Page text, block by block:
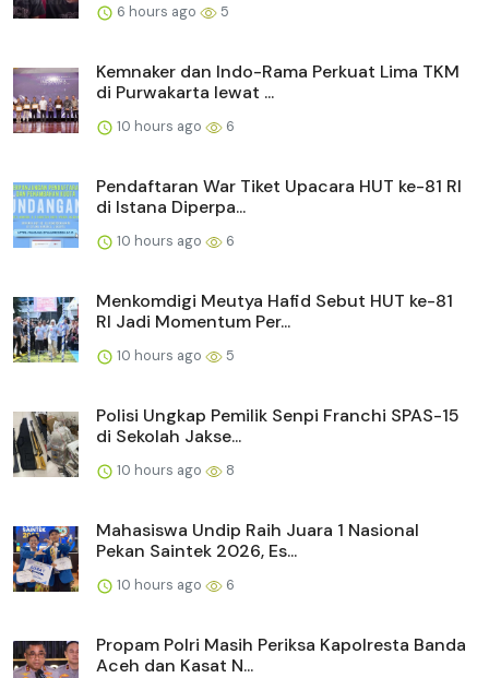
6 hours ago 5
Kemnaker dan Indo-Rama Perkuat Lima TKM
di Purwakarta lewat ...
10 hours ago 6
Pendaftaran War Tiket Upacara HUT ke-81 RI
di Istana Diperpa...
10 hours ago 6
Menkomdigi Meutya Hafid Sebut HUT ke-81
RI Jadi Momentum Per...
10 hours ago 5
Polisi Ungkap Pemilik Senpi Franchi SPAS-15
di Sekolah Jakse...
10 hours ago 8
Mahasiswa Undip Raih Juara 1 Nasional
Pekan Saintek 2026, Es...
10 hours ago 6
Propam Polri Masih Periksa Kapolresta Banda
Aceh dan Kasat N...